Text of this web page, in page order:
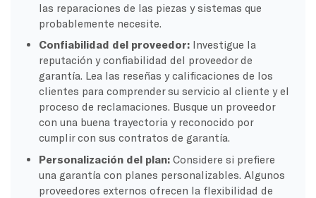
las reparaciones de las piezas y sistemas que
probablemente necesite.
Confiabilidad del proveedor: Investigue la
reputación y confiabilidad del proveedor de
garantía. Lea las reseñas y calificaciones de los
clientes para comprender su servicio al cliente y el
proceso de reclamaciones. Busque un proveedor
con una buena trayectoria y reconocido por
cumplir con sus contratos de garantía.
Personalización del plan: Considere si prefiere
una garantía con planes personalizables. Algunos
proveedores externos ofrecen la flexibilidad de